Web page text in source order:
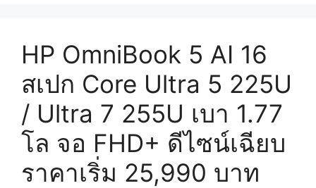
HP OmniBook 5 AI 16
สเปก Core Ultra 5 225U
/ Ultra 7 255U เบา 1.77
โล จอ FHD+ ดีไซน์เฉียบ
ราคาเริ่ม 25,990 บาท